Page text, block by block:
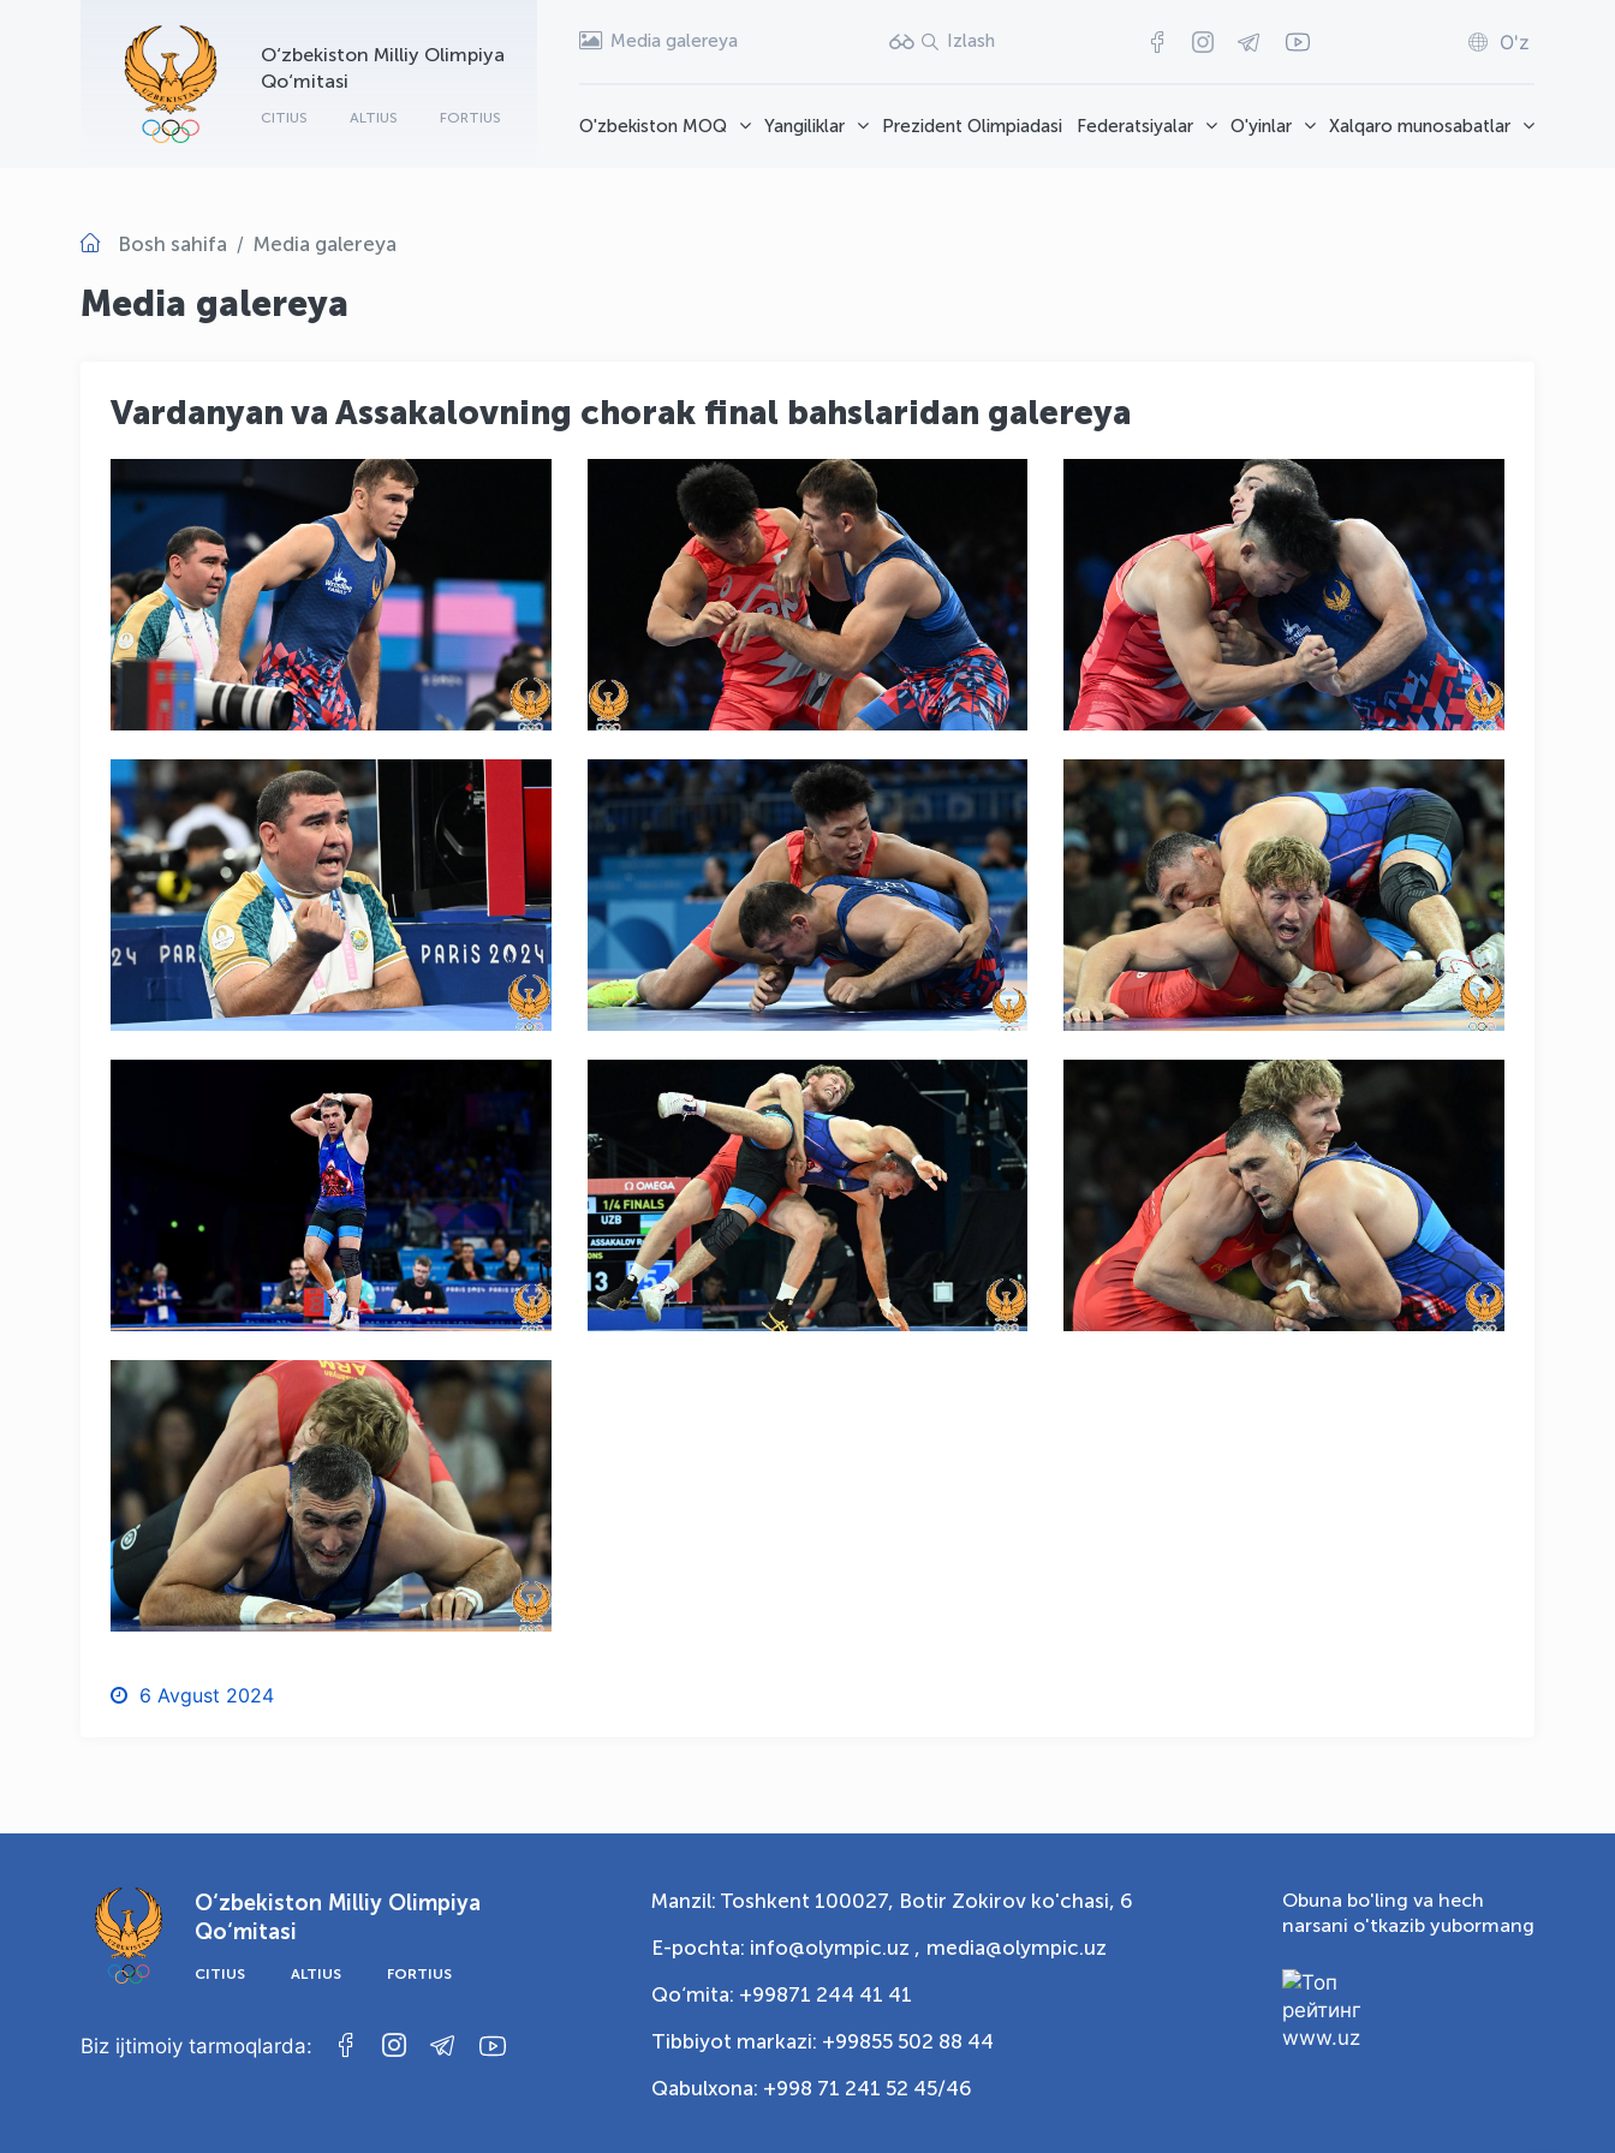
O‘zbekiston Milliy Olimpiya
Qo‘mitasi
CITIUS ALTIUS FORTIUS
Media galereya Izlash O'z
O'zbekiston MOQ Yangiliklar Prezident Olimpiadasi Federatsiyalar O'yinlar Xalqaro munosabatlar
Bosh sahifa Media galereya
Media galereya
Vardanyan va Assakalovning chorak final bahslaridan galereya
6 Avgust 2024
O‘zbekiston Milliy Olimpiya
Qo‘mitasi
CITIUS ALTIUS FORTIUS
Biz ijtimoiy tarmoqlarda:
Manzil: Toshkent 100027, Botir Zokirov ko'chasi, 6
E-pochta: info@olympic.uz , media@olympic.uz
Qo‘mita: +99871 244 41 41
Tibbiyot markazi: +99855 502 88 44
Qabulxona: +998 71 241 52 45/46
Obuna bo'ling va hech
narsani o'tkazib yubormang